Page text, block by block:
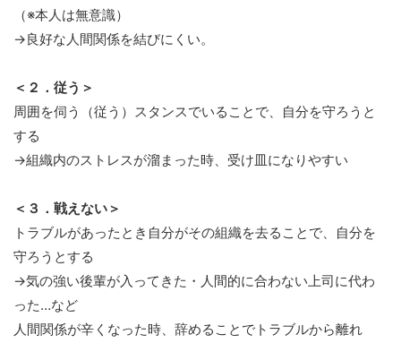
（※本人は無意識）
→良好な人間関係を結びにくい。
＜２．従う＞
周囲を伺う（従う）スタンスでいることで、自分を守ろうと
する
→組織内のストレスが溜まった時、受け皿になりやすい
＜３．戦えない＞
トラブルがあったとき自分がその組織を去ることで、自分を
守ろうとする
→気の強い後輩が入ってきた・人間的に合わない上司に代わ
った…など
人間関係が辛くなった時、辞めることでトラブルから離れ